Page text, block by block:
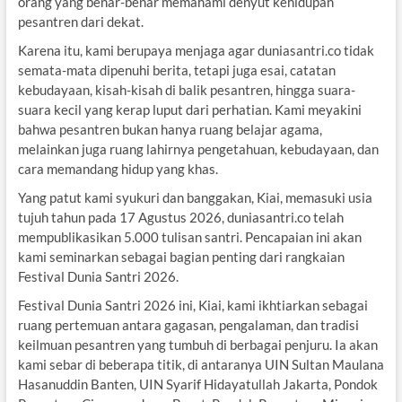
pesantren dari dekat.
Karena itu, kami berupaya menjaga agar duniasantri.co tidak
semata-mata dipenuhi berita, tetapi juga esai, catatan
kebudayaan, kisah-kisah di balik pesantren, hingga suara-
suara kecil yang kerap luput dari perhatian. Kami meyakini
bahwa pesantren bukan hanya ruang belajar agama,
melainkan juga ruang lahirnya pengetahuan, kebudayaan, dan
cara memandang hidup yang khas.
Yang patut kami syukuri dan banggakan, Kiai, memasuki usia
tujuh tahun pada 17 Agustus 2026, duniasantri.co telah
mempublikasikan 5.000 tulisan santri. Pencapaian ini akan
kami seminarkan sebagai bagian penting dari rangkaian
Festival Dunia Santri 2026.
Festival Dunia Santri 2026 ini, Kiai, kami ikhtiarkan sebagai
ruang pertemuan antara gagasan, pengalaman, dan tradisi
keilmuan pesantren yang tumbuh di berbagai penjuru. Ia akan
kami sebar di beberapa titik, di antaranya UIN Sultan Maulana
Hasanuddin Banten, UIN Syarif Hidayatullah Jakarta, Pondok